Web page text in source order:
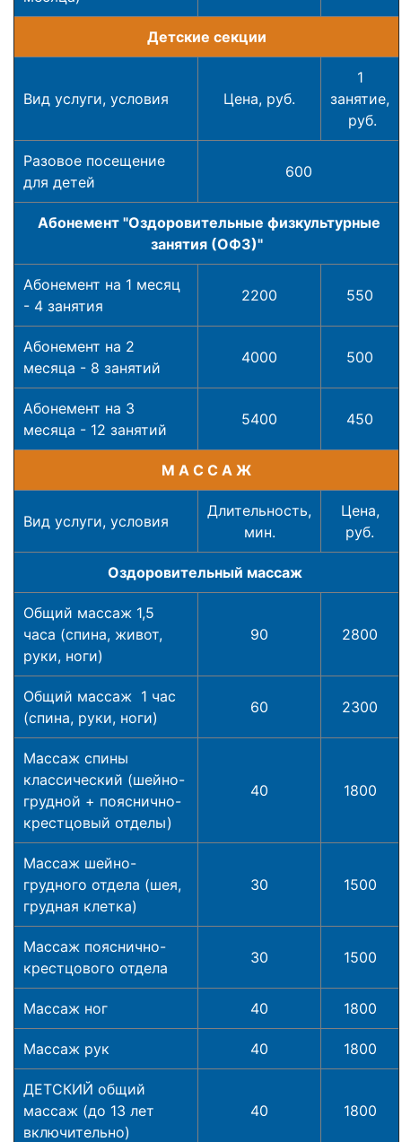
Детские секции
Вид услуги, условия Цена, руб.
1
занятие,
руб.
Разовое посещение
для детей
600
Абонемент "Оздоровительные физкультурные
занятия (ОФЗ)"
Абонемент на 1 месяц
- 4 занятия
2200 550
Абонемент на 2
месяца - 8 занятий
4000 500
Абонемент на 3
месяца - 12 занятий
5400 450
М А С С А Ж
Вид услуги, условия
Длительность,
мин.
Цена,
руб.
Оздоровительный массаж
Общий массаж 1,5
часа (спина, живот,
руки, ноги)
90 2800
Общий массаж 1 час
(спина, руки, ноги)
60 2300
Массаж спины
классический (шейно-
грудной + пояснично-
крестцовый отделы)
40 1800
Массаж шейно-
грудного отдела (шея,
грудная клетка)
30 1500
Массаж пояснично-
крестцового отдела
30 1500
Массаж ног 40 1800
Массаж рук 40 1800
ДЕТСКИЙ общий
массаж (до 13 лет
включительно)
40 1800